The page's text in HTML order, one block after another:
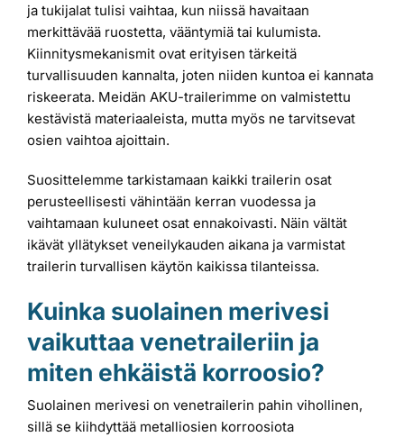
ja tukijalat tulisi vaihtaa, kun niissä havaitaan
merkittävää ruostetta, vääntymiä tai kulumista.
Kiinnitysmekanismit ovat erityisen tärkeitä
turvallisuuden kannalta, joten niiden kuntoa ei kannata
riskeerata. Meidän AKU-trailerimme on valmistettu
kestävistä materiaaleista, mutta myös ne tarvitsevat
osien vaihtoa ajoittain.
Suosittelemme tarkistamaan kaikki trailerin osat
perusteellisesti vähintään kerran vuodessa ja
vaihtamaan kuluneet osat ennakoivasti. Näin vältät
ikävät yllätykset veneilykauden aikana ja varmistat
trailerin turvallisen käytön kaikissa tilanteissa.
Kuinka suolainen merivesi
vaikuttaa venetraileriin ja
miten ehkäistä korroosio?
Suolainen merivesi on venetrailerin pahin vihollinen,
sillä se kiihdyttää metalliosien korroosiota